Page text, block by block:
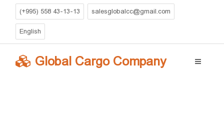
(+995) 558 43-13-13 salesglobalcc@gmail.com
English
Global Cargo Company